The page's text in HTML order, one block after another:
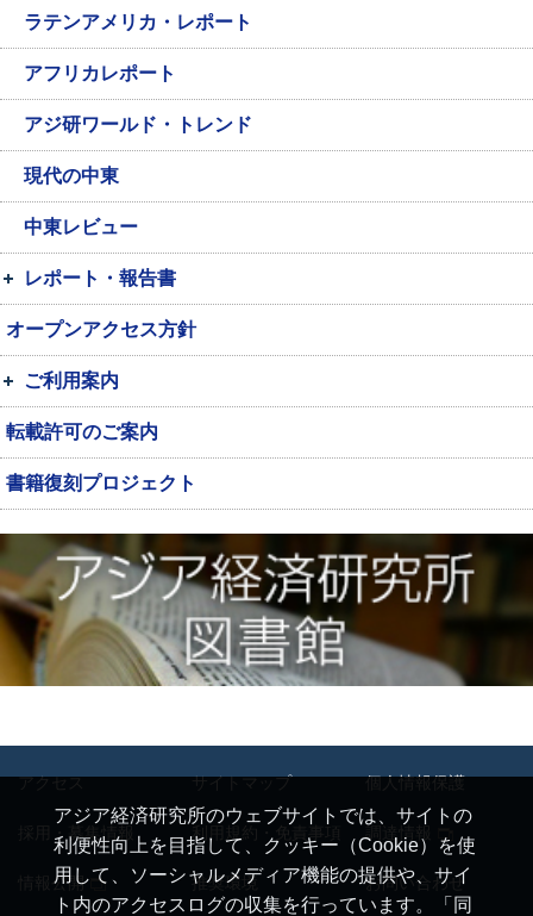
ラテンアメリカ・レポート
アフリカレポート
アジ研ワールド・トレンド
現代の中東
中東レビュー
レポート・報告書
オープンアクセス方針
ご利用案内
転載許可のご案内
書籍復刻プロジェクト
アジア経済研究所のウェブサイトでは、サイトの
利便性向上を目指して、クッキー（Cookie）を使
用して、ソーシャルメディア機能の提供や、サイ
ト内のアクセスログの収集を行っています。「同
アクセス サイトマップ 個人情報保護
採用・募集情報 利用規約・免責事項
情報公開 推奨環境 お問い合わせ